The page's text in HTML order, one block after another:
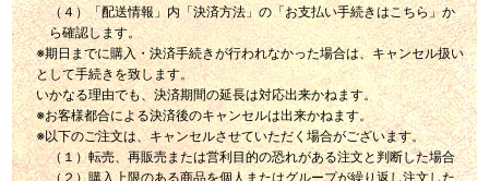
（４）「配送情報」内「決済方法」の「お支払い手続きはこちら」か
ら確認します。
※期日までに購入・決済手続きが行われなかった場合は、キャンセル扱い
として手続きを致します。
いかなる理由でも、決済期間の延長は対応出来かねます。
※お客様都合による決済後のキャンセルは出来かねます。
※以下のご注文は、キャンセルさせていただく場合がございます。
（１）転売、再販売または営利目的の恐れがある注文と判断した場合
（２）購入上限のある商品を個人またはグループが繰り返し注文した